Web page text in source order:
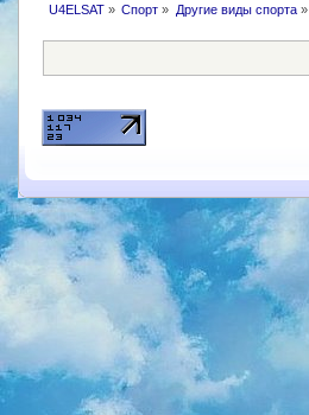
U4ELSAT» Спорт » Другие виды спорта»